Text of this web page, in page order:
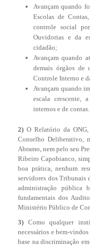
Avançam quando
Escolas de
controle social
Ouvidorias e da
cidadão;
Avançam quando
demais órgãos
Controle Interno e
Avançam quando
escala crescente,
internos e de contas.
2)O Relatório da
Conselho Deliberativo,
Abramo, nem pelo seu
Ribeiro Capobianco,
boa prática, nenhum
servidores dos Tribunais
administração pública
fundamentais dos
Ministério Público de
3) Como qualquer
necessários e bem-
base na discriminação